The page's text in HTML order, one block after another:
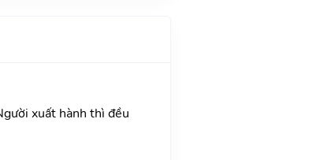
xuất hành thì đều